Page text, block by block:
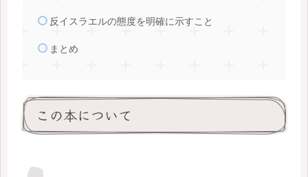
反イスラエルの態度を明確に示すこと
まとめ
この本について